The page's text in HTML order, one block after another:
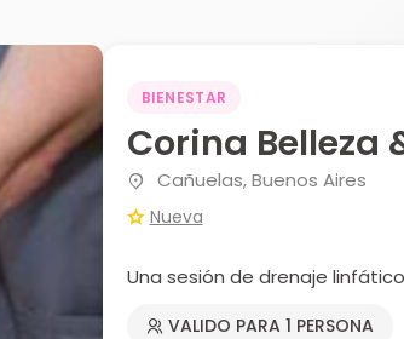
BIENESTAR
Corina Belleza
Cañuelas, Buenos Aires
Nueva
Una sesión de drenaje
VALIDO PARA 1 PERSONA